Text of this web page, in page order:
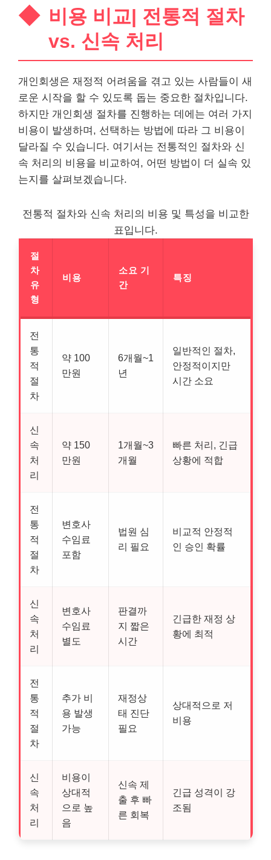
비용 비교| 전통적 절차
vs. 신속 처리
개인회생은 재정적 어려움을 겪고 있는 사람들이 새
로운 시작을 할 수 있도록 돕는 중요한 절차입니다.
하지만 개인회생 절차를 진행하는 데에는 여러 가지
비용이 발생하며, 선택하는 방법에 따라 그 비용이
달라질 수 있습니다. 여기서는 전통적인 절차와 신
속 처리의 비용을 비교하여, 어떤 방법이 더 실속 있
는지를 살펴보겠습니다.
전통적 절차와 신속 처리의 비용 및 특성을 비교한
표입니다.
절
차
유
형
비용
소요 기
간
특징
전
통
적
절
차
약 100
만원
6개월~1
년
일반적인 절차,
안정적이지만
시간 소요
신
속
처
리
약 150
만원
1개월~3
개월
빠른 처리, 긴급
상황에 적합
전
통
적
절
차
변호사
수임료
포함
법원 심
리 필요
비교적 안정적
인 승인 확률
신
속
처
리
변호사
수임료
별도
판결까
지 짧은
시간
긴급한 재정 상
황에 최적
전
통
적
절
차
추가 비
용 발생
가능
재정상
태 진단
필요
상대적으로 저
비용
신
속
처
리
비용이
상대적
으로 높
음
신속 제
출 후 빠
른 회복
긴급 성격이 강
조됨